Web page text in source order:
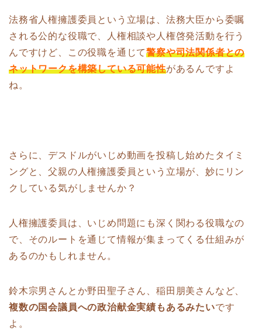
法務省人権擁護委員という立場は、法務大臣から委嘱
される公的な役職で、人権相談や人権啓発活動を行う
んですけど、この役職を通じて警察や司法関係者との
ネットワークを構築している可能性があるんですよ
ね。
さらに、デスドルがいじめ動画を投稿し始めたタイミ
ングと、父親の人権擁護委員という立場が、妙にリン
クしている気がしませんか？
人権擁護委員は、いじめ問題にも深く関わる役職なの
で、そのルートを通じて情報が集まってくる仕組みが
あるのかもしれません。
鈴木宗男さんとか野田聖子さん、稲田朋美さんなど、
複数の国会議員への政治献金実績もあるみたいです
よ。